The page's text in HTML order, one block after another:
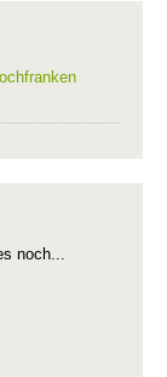
noch...